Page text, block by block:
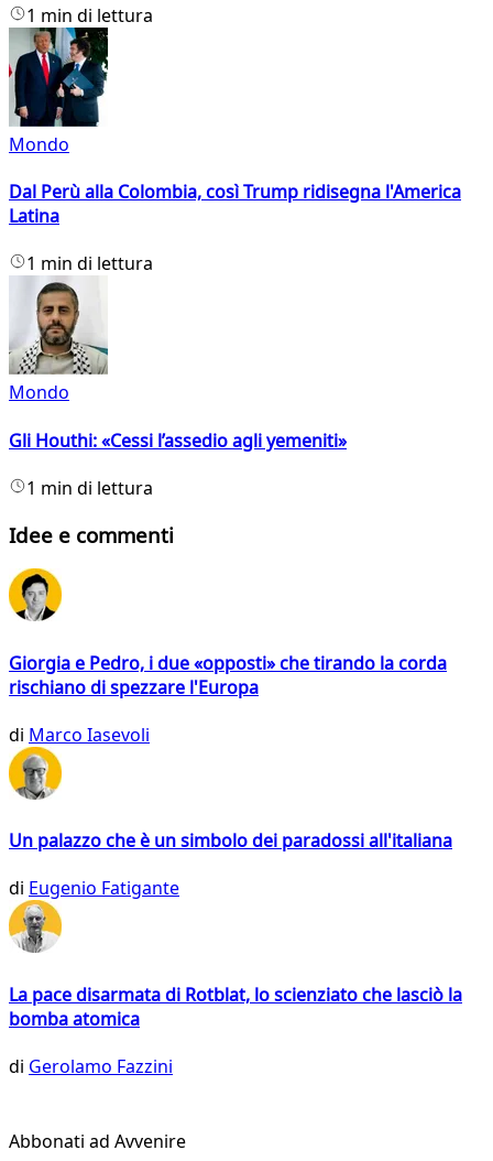
1 min di lettura
Mondo
Dal Perù alla Colombia, così Trump ridisegna l'America
Latina
1 min di lettura
Mondo
Gli Houthi: «Cessi l’assedio agli yemeniti»
1 min di lettura
Idee e commenti
Giorgia e Pedro, i due «opposti» che tirando la corda
rischiano di spezzare l'Europa
di Marco Iasevoli
Un palazzo che è un simbolo dei paradossi all'italiana
di Eugenio Fatigante
La pace disarmata di Rotblat, lo scienziato che lasciò la
bomba atomica
di Gerolamo Fazzini
Abbonati ad Avvenire